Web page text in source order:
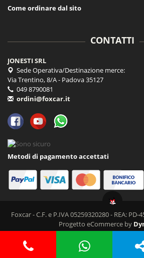
Come ordinare dal sito
CONTATTI
JONESTI SRL
Sede Operativa/Destinazione merce:
Via Trentino, 8/A - Padova 35127
049 8790081
ordini@foxcar.it
Metodi di pagamento accettati
Foxcar - C.F. e P.IVA 05259320280 - REA:
Progetto eCommerce by